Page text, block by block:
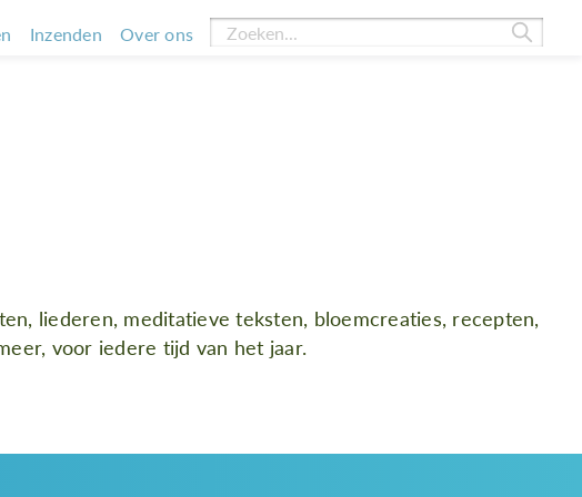
Inzenden Over ons
liederen, meditatieve teksten, bloemcreaties, recepten,
voor iedere tijd van het jaar.